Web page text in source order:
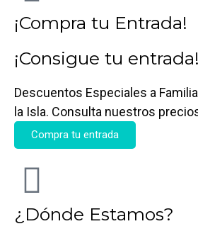
¡Compra tu Entrada!
¡Consigue tu entrada!
Descuentos Especiales a
la Isla. Consulta nuestros
Compra tu entrada
¿Dónde Estamos?